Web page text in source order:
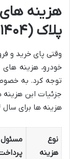
هزینه
پلاک (۱۴۰۴)
وقتی پای خرید و
خودرو، هزینه
توجه کرد. به
جزئیات این
هزینه ها برای سال ۱۴۰۴ به شرح زیر است:
نوع
هزینه
مسئول